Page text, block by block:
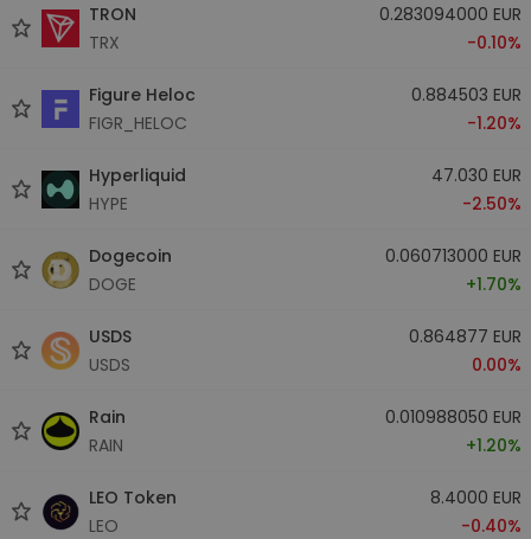
TRON
TRX
0.283094000 EUR
-0.10%
Figure Heloc
FIGR_HELOC
0.884503 EUR
-1.20%
Hyperliquid
HYPE
47.030 EUR
-2.50%
Dogecoin
DOGE
0.060713000 EUR
+1.70%
USDS
USDS
0.864877 EUR
0.00%
Rain
RAIN
0.010988050 EUR
+1.20%
LEO Token
LEO
8.4000 EUR
-0.40%